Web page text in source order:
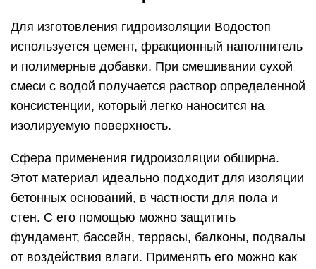
Достоинства материала
Обмазочная гидроизоляция помимо своих
великолепных изоляционных свойств, имеет
минимальный расход, поэтому очень
экономична. Даже тонкий слой гидроизоляции
толщиной до 4 мм надежно защитит пол в
санузле от излишков влаги.
Материал имеет хорошую адгезию со многими